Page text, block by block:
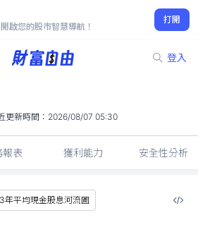
啟您的股市智慧導航！
打開
登入
121.00
0.55%
更新時間： 2026/08/07 05:30
報表 獲利能力 安全性分析
3年平均現金股息河流圖